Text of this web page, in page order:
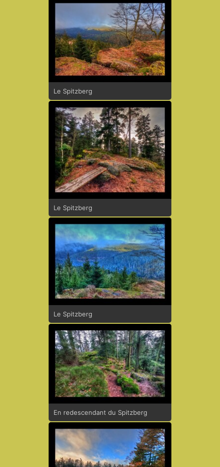
Le Spitzberg
Le Spitzberg
Le Spitzberg
En redescendant du Spitzberg